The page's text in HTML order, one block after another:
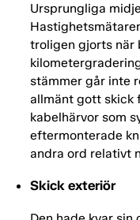
Ursprungliga
troligen gjorts när
stämmer går inte
allmänt gott skick
kabelhärvor som
eftermonterade
andra ord relativt
Skick exteriör